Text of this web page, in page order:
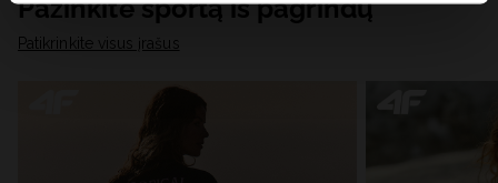
Išsamią informaciją rasite mūsų Privatumo politikoje ir
skiltyje „Išsami informacija“.
Pažinkite sportą iš pagrindų
Patikrinkite visus įrašus